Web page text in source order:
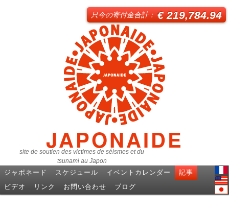
JAPONAIDE
site de soutien des victimes de séismes et du
tsunami au Japon
只今の寄付金合計：€ 219,784.94
ジャポネード スケジュール イベントカレンダー
記事
ビデオ
リンク お問い合わせ ブログ